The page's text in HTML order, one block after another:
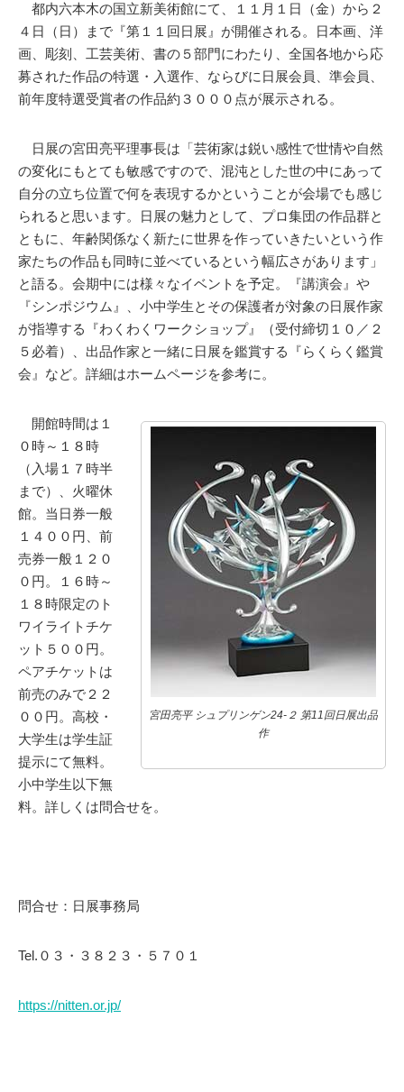
都内六本木の国立新美術館にて、１１月１日（金）から２
４日（日）まで『第１１回日展』が開催される。日本画、洋
画、彫刻、工芸美術、書の５部門にわたり、全国各地から応
募された作品の特選・入選作、ならびに日展会員、準会員、
前年度特選受賞者の作品約３０００点が展示される。
日展の宮田亮平理事長は「芸術家は鋭い感性で世情や自然
の変化にもとても敏感ですので、混沌とした世の中にあって
自分の立ち位置で何を表現するかということが会場でも感じ
られると思います。日展の魅力として、プロ集団の作品群と
ともに、年齢関係なく新たに世界を作っていきたいという作
家たちの作品も同時に並べているという幅広さがあります」
と語る。会期中には様々なイベントを予定。『講演会』や
『シンポジウム』、小中学生とその保護者が対象の日展作家
が指導する『わくわくワークショップ』（受付締切１０／２
５必着）、出品作家と一緒に日展を鑑賞する『らくらく鑑賞
会』など。詳細はホームページを参考に。
宮田亮平 シュプリンゲン24-２ 第11回日展出品
作
開館時間は１
０時～１８時
（入場１７時半
まで）、火曜休
館。当日券一般
１４００円、前
売券一般１２０
０円。１６時～
１８時限定のト
ワイライトチケ
ット５００円。
ペアチケットは
前売のみで２２
００円。高校・
大学生は学生証
提示にて無料。
小中学生以下無
料。詳しくは問合せを。
問合せ：日展事務局
Tel.０３・３８２３・５７０１
https://nitten.or.jp/